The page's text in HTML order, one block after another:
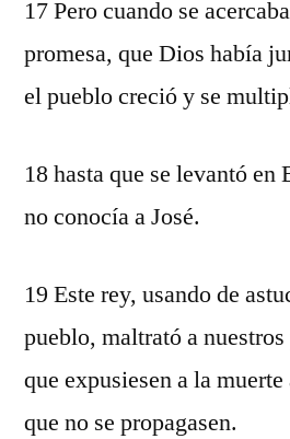
17 Pero cuando se
promesa, que Dios había
el pueblo creció y se
18 hasta que se levantó en
no conocía a José.
19 Este rey, usando de
pueblo, maltrató a
que expusiesen a la
que no se propagasen.